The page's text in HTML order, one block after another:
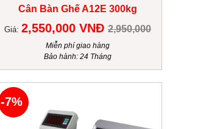
Cân Bàn Ghế A12E 300kg
Giá: 2,550,000 VNĐ2,950,000
Miễn phí giao hàng
Bảo hành: 24 Tháng
-7%